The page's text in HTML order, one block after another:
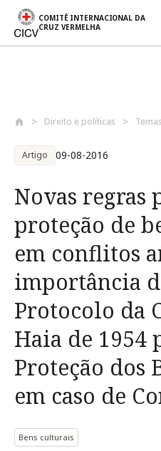
COMITÊ INTERNACIONAL DA
CRUZ VERMELHA
Direito e políticas
Artigo 09-08-2016
Novas regras
proteção de
em conflitos
importância
Protocolo da
Haia de 1954
Proteção dos
em caso de
Bens culturais